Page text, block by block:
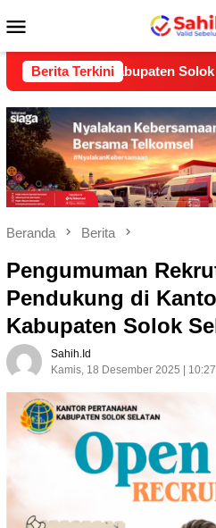
ke
Mobile
Berita Terkini
Kabupaten Solok Selatan
Beranda Berita
Pengumuman
Pendukung di
Kabupaten Solok
Sahih.id
Kamis, 18 Desember 2025 |